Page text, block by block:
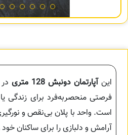
اینآپارتمان دونبش 128 متری در
فرصتی منحصربه‌فرد برای زندگی
است. واحد با پلان بی‌نقص و
آرامش و دلبازی را برای ساکنان